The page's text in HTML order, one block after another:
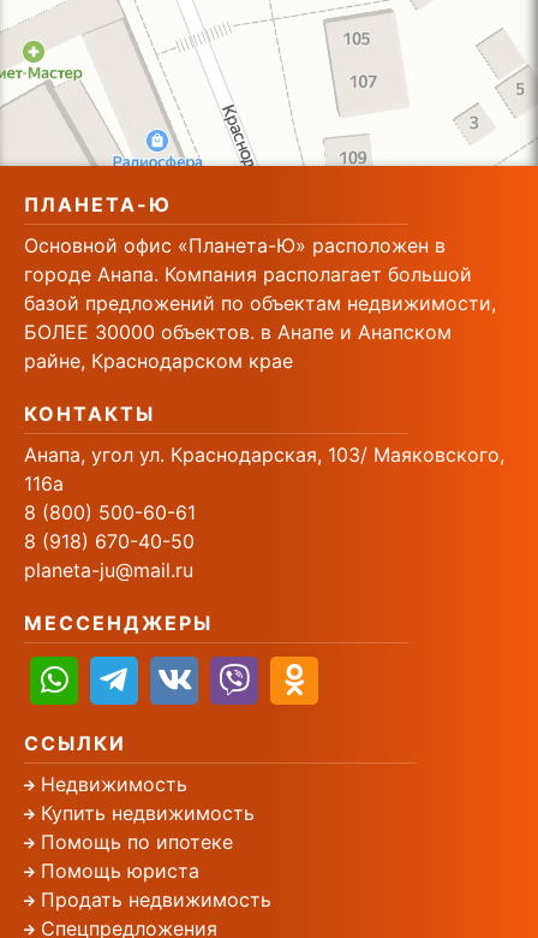
ПЛАНЕТА-Ю
Основной офис «Планета-Ю» расположен в
городе Анапа. Компания располагает большой
базой предложений по объектам недвижимости,
БОЛЕЕ 30000 объектов. в Анапе и Анапском
райне, Краснодарском крае
КОНТАКТЫ
Анапа, угол ул. Краснодарская, 103/ Маяковского,
116а
8 (800) 500-60-61
8 (918) 670-40-50
planeta-ju@mail.ru
МЕССЕНДЖЕРЫ
ССЫЛКИ
Недвижимость
Купить недвижимость
Помощь по ипотеке
Помощь юриста
Продать недвижимость
Спецпредложения